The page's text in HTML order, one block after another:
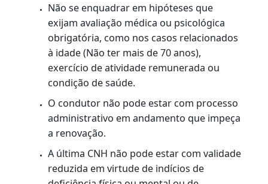
RENOVAÇÃO AUTOMÁTICA
Para ter direito à renovação sem necessidade
de comparecimento presencial são os pré-
requisitos abaixo:
Estar cadastrado no Registro Nacional
Positivo de Condutores (RNPC).
Não ter cometido infrações que gerem
pontuação nos últimos 12 meses.